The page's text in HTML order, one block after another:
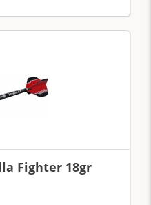
Fighter 18gr